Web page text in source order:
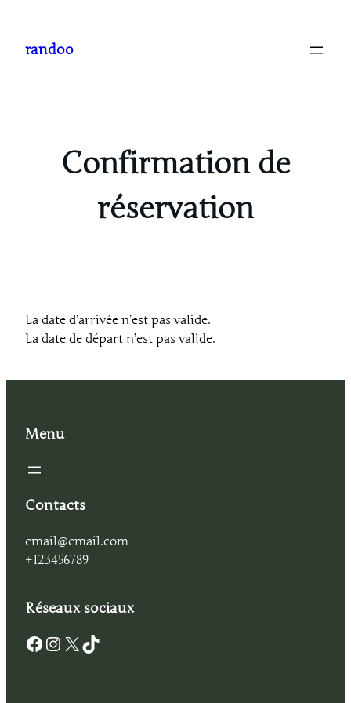
contenu
randoo
Confirmation de
réservation
La date d’arrivée n’est pas valide.
La date de départ n’est pas valide.
Menu
Contacts
email@email.com
+123456789
Réseaux sociaux
Facebook Instagram X TikTok